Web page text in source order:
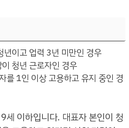
이고 업력 3년 미만인 경우
청년 근로자인 경우
를 1인 이상 고용하고 유지 중인 경
세 이하입니다. 대표자 본인이 청